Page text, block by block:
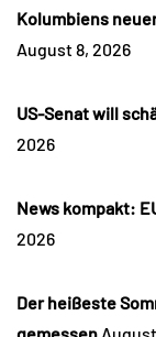
Kolumbiens
August 8, 2026
US-Senat will
2026
News kompakt:
2026
Der heißeste